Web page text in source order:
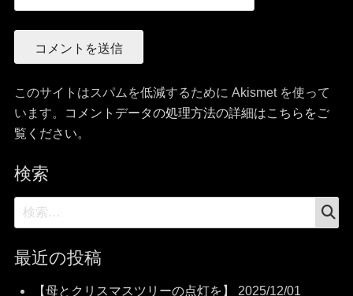
このサイトはスパムを低減するために Akismet を使って
います。
コメントデータの処理方法の詳細はこちらをご
覧ください。
検索
検
索:
最近の投稿
【母とクリスマスツリーの点灯を】
2025/12/01